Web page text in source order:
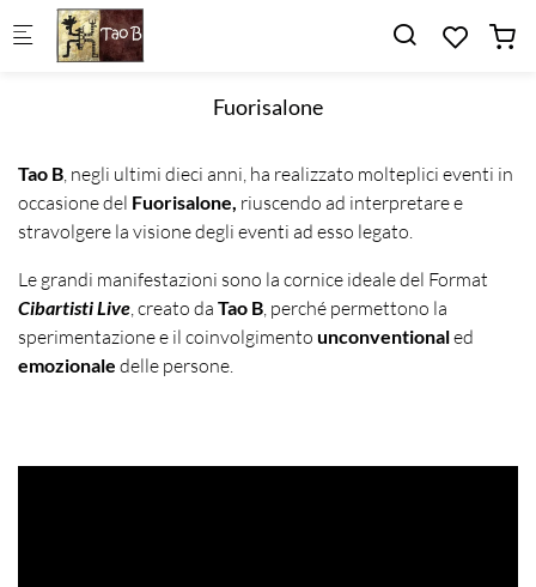
Skip to main content
Fuorisalone
Tao B, negli ultimi dieci anni, ha realizzato molteplici eventi in
occasione del Fuorisalone, riuscendo ad interpretare e
stravolgere la visione degli eventi ad esso legato.
Le grandi manifestazioni sono la cornice ideale del Format
Cibartisti Live, creato da Tao B, perché permettono la
sperimentazione e il coinvolgimento unconventionaled
emozionale delle persone.